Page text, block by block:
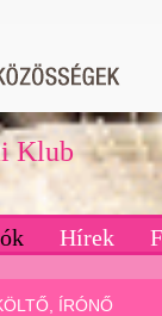
Klub
Hírek
ÍRÓNŐ